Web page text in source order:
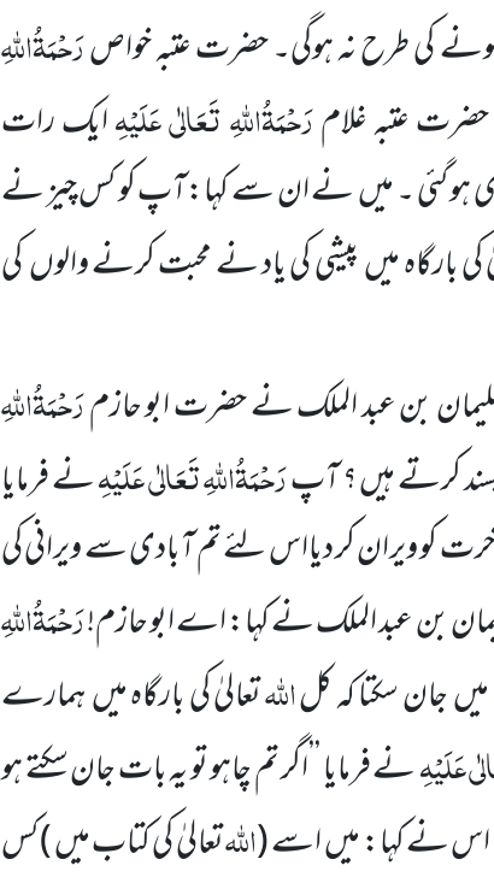
کی طرح نہ ہوگی۔ حضرت عتبہ خواصرَحْمَۃُاللّٰہِ
عتبہ غلامرَحْمَۃُاللّٰہِ تَعَالٰی عَلَیْہِایک رات
گئی ۔ میںنے ان سے کہا:آپ کو کس چیز نے
بارگاہ میںپیشی کی یاد نے محبت کرنے والوںکی
بن عبد الملک نے حضرت ابو حازمرَحْمَۃُاللّٰہِ
کرتے ہیں ؟ آپرَحْمَۃُاللّٰہِ تَعَالٰی عَلَیْہِنے فرمایا
آخرت کو ویرانکر دیااس لئے تم آبادی سے ویرانی کی
بن عبد الملک نے کہا: اے ابو حازم!رَحْمَۃُاللّٰہِ
جان سکتا کہ کلاللّٰہتعالیٰ کی بارگاہ میںہمارے
عَلَیْہِنے فرمایا ’’اگر تم چاہو تو یہ بات جان سکتے ہو
اس نےکہا: میںاسے(اللّٰہتعالیٰ کی کتاب میں )کس